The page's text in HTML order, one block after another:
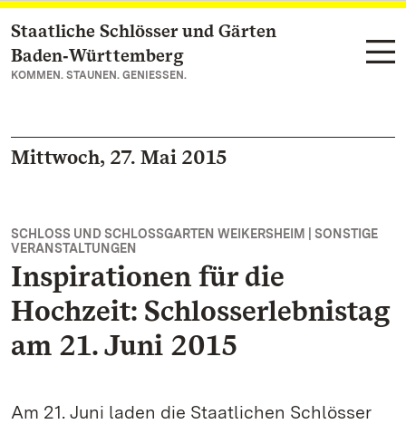
Zum Hauptinhalt springen
Staatliche Schlösser und Gärten
Baden‑Württemberg
KOMMEN. STAUNEN. GENIESSEN.
Mittwoch, 27. Mai 2015
SCHLOSS UND SCHLOSSGARTEN WEIKERSHEIM | SONSTIGE
VERANSTALTUNGEN
Inspirationen für die
Hochzeit: Schlosserlebnistag
am 21. Juni 2015
Am 21. Juni laden die Staatlichen Schlösser